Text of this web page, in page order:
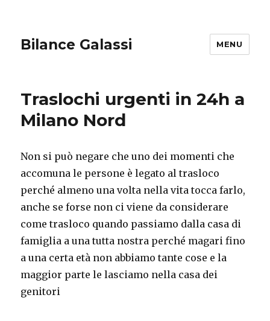
Bilance Galassi MENU
Traslochi urgenti in 24h a
Milano Nord
Non si può negare che uno dei momenti che
accomuna le persone è legato al trasloco
perché almeno una volta nella vita tocca farlo,
anche se forse non ci viene da considerare
come trasloco quando passiamo dalla casa di
famiglia a una tutta nostra perché magari fino
a una certa età non abbiamo tante cose e la
maggior parte le lasciamo nella casa dei
genitori